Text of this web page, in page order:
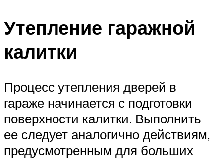
Утепление гаражной
калитки
Процесс утепления дверей в
гараже начинается с подготовки
поверхности калитки. Выполнить
ее следует аналогично действиям,
предусмотренным для больших